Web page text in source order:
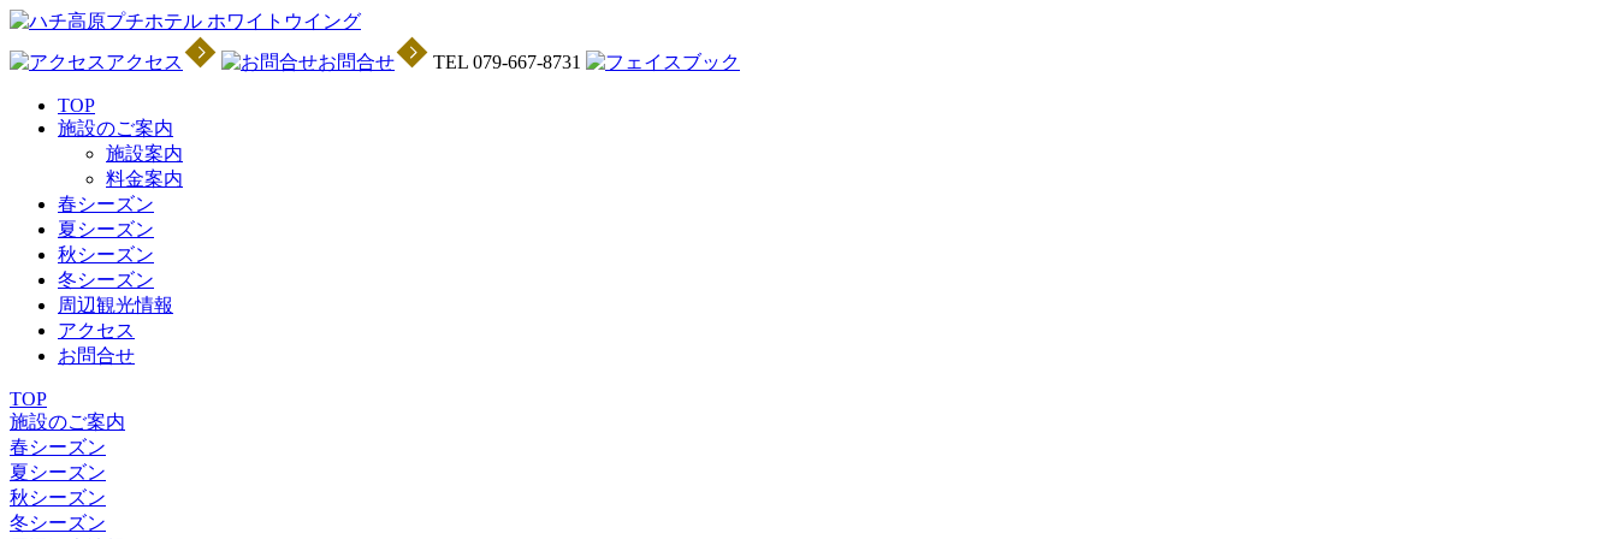
アクセス お問合せ TEL 079-667-8731
TOP
施設のご案内
施設案内
料金案内
春シーズン
夏シーズン
秋シーズン
冬シーズン
周辺観光情報
アクセス
お問合せ
TOP
施設のご案内
春シーズン
夏シーズン
秋シーズン
冬シーズン